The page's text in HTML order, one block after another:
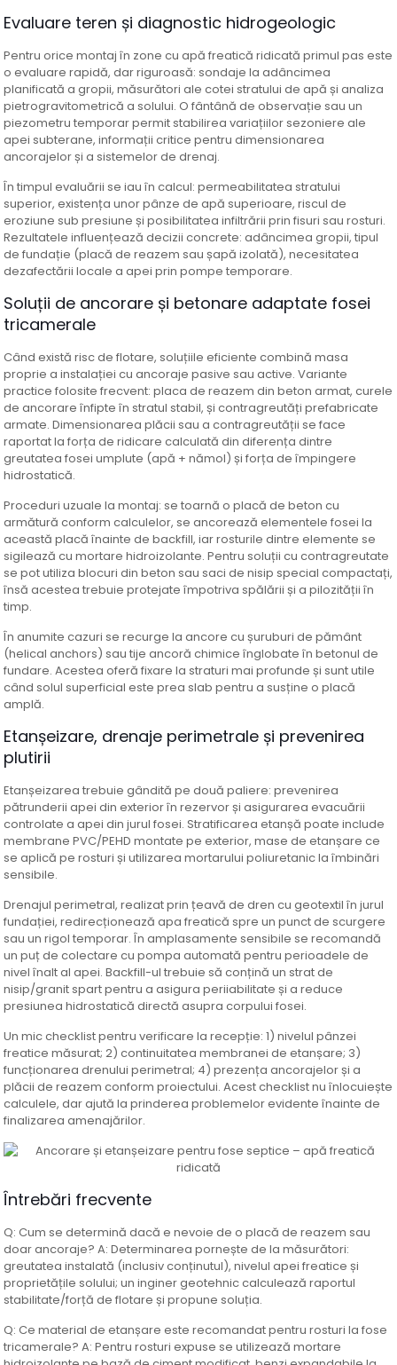
Evaluare teren și diagnostic hidrogeologic
Pentru orice montaj în zone cu apă freatică ridicată primul pas este
o evaluare rapidă, dar riguroasă: sondaje la adâncimea
planificată a gropii, măsurători ale cotei stratului de apă și analiza
pietrogravitometrică a solului. O fântână de observație sau un
piezometru temporar permit stabilirea variațiilor sezoniere ale
apei subterane, informații critice pentru dimensionarea
ancorajelor și a sistemelor de drenaj.
În timpul evaluării se iau în calcul: permeabilitatea stratului
superior, existența unor pânze de apă superioare, riscul de
eroziune sub presiune și posibilitatea infiltrării prin fisuri sau rosturi.
Rezultatele influențează decizii concrete: adâncimea gropii, tipul
de fundație (placă de reazem sau șapă izolată), necesitatea
dezafectării locale a apei prin pompe temporare.
Soluții de ancorare și betonare adaptate fosei
tricamerale
Când există risc de flotare, soluțiile eficiente combină masa
proprie a instalației cu ancoraje pasive sau active. Variante
practice folosite frecvent: placa de reazem din beton armat, curele
de ancorare înfipte în stratul stabil, și contragreutăți prefabricate
armate. Dimensionarea plăcii sau a contragreutății se face
raportat la forța de ridicare calculată din diferența dintre
greutatea fosei umplute (apă + nămol) și forța de împingere
hidrostatică.
Proceduri uzuale la montaj: se toarnă o placă de beton cu
armătură conform calculelor, se ancorează elementele fosei la
această placă înainte de backfill, iar rosturile dintre elemente se
sigilează cu mortare hidroizolante. Pentru soluții cu contragreutate
se pot utiliza blocuri din beton sau saci de nisip special compactați,
însă acestea trebuie protejate împotriva spălării și a pilozității în
timp.
În anumite cazuri se recurge la ancore cu șuruburi de pământ
(helical anchors) sau tije ancoră chimice înglobate în betonul de
fundare. Acestea oferă fixare la straturi mai profunde și sunt utile
când solul superficial este prea slab pentru a susține o placă
amplă.
Etanșeizare, drenaje perimetrale și prevenirea
plutirii
Etanșeizarea trebuie gândită pe două paliere: prevenirea
pătrunderii apei din exterior în rezervor și asigurarea evacuării
controlate a apei din jurul fosei. Stratificarea etanșă poate include
membrane PVC/PEHD montate pe exterior, mase de etanșare ce
se aplică pe rosturi și utilizarea mortarului poliuretanic la îmbinări
sensibile.
Drenajul perimetral, realizat prin țeavă de dren cu geotextil în jurul
fundației, redirecționează apa freatică spre un punct de scurgere
sau un rigol temporar. În amplasamente sensibile se recomandă
un puț de colectare cu pompa automată pentru perioadele de
nivel înalt al apei. Backfill-ul trebuie să conțină un strat de
nisip/granit spart pentru a asigura periiabilitate și a reduce
presiunea hidrostatică directă asupra corpului fosei.
Un mic checklist pentru verificare la recepție: 1) nivelul pânzei
freatice măsurat; 2) continuitatea membranei de etanșare; 3)
funcționarea drenului perimetral; 4) prezența ancorajelor și a
plăcii de reazem conform proiectului. Acest checklist nu înlocuiește
calculele, dar ajută la prinderea problemelor evidente înainte de
finalizarea amenajărilor.
Întrebări frecvente
Q: Cum se determină dacă e nevoie de o placă de reazem sau
doar ancoraje? A: Determinarea pornește de la măsurători:
greutatea instalată (inclusiv conținutul), nivelul apei freatice și
proprietățile solului; un inginer geotehnic calculează raportul
stabilitate/forță de flotare și propune soluția.
Q: Ce material de etanșare este recomandat pentru rosturi la fose
tricamerale? A: Pentru rosturi expuse se utilizează mortare